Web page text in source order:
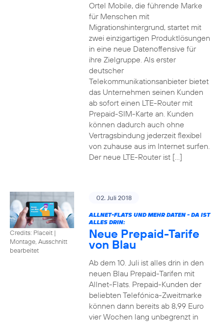
Ortel Mobile, die führende Marke
für Menschen mit
Migrationshintergrund, startet mit
zwei einzigartigen Produktlösungen
in eine neue Datenoffensive für
ihre Zielgruppe. Als erster
deutscher
Telekommunikationsanbieter bietet
das Unternehmen seinen Kunden
ab sofort einen LTE-Router mit
Prepaid-SIM-Karte an. Kunden
können dadurch auch ohne
Vertragsbindung jederzeit flexibel
von zuhause aus im Internet surfen.
Der neue LTE-Router ist […]
Credits: Placeit |
Montage, Ausschnitt
bearbeitet
02. Juli 2018
ALLNET-FLATS UND MEHR DATEN - DA IST
ALLES DRIN:
Neue Prepaid-Tarife
von Blau
Ab dem 10. Juli ist alles drin in den
neuen Blau Prepaid-Tarifen mit
Allnet-Flats. Prepaid-Kunden der
beliebten Telefónica-Zweitmarke
können dann bereits ab 8,99 Euro
vier Wochen lang unbegrenzt in